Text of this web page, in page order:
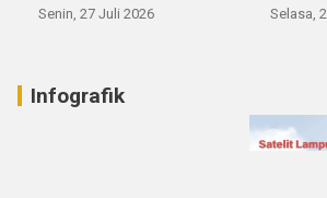
Senin, 27 Juli 2026 Selasa,
Infografik